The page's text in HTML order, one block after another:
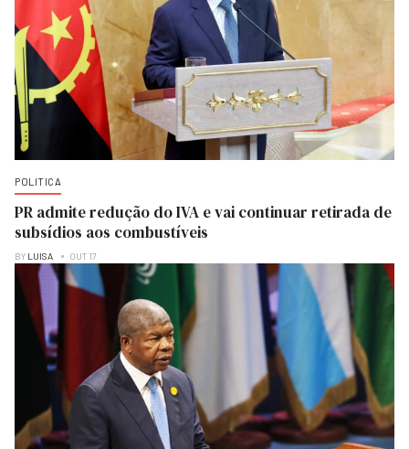
POLITICA
PR admite redução do IVA e vai continuar retirada de
subsídios aos combustíveis
BY LUISA OUT 17